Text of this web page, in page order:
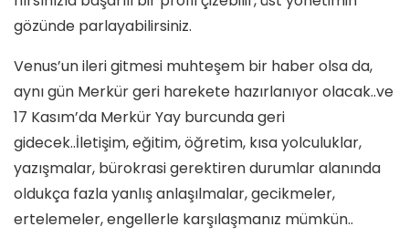
gözünde parlayabilirsiniz.
Venus’un ileri gitmesi muhteşem bir haber olsa da,
aynı gün Merkür geri harekete hazırlanıyor olacak..ve
17 Kasım’da Merkür Yay burcunda geri
gidecek..İletişim, eğitim, öğretim, kısa yolculuklar,
yazışmalar, bürokrasi gerektiren durumlar alanında
oldukça fazla yanlış anlaşılmalar, gecikmeler,
ertelemeler, engellerle karşılaşmanız mümkün..